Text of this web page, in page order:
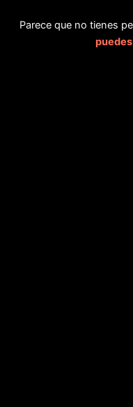
Parece que no tienes